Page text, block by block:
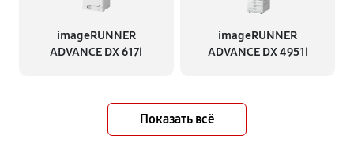
imageRUNNER
ADVANCE DX 617i
imageRUNNER
ADVANCE DX 4951i
Показать всё